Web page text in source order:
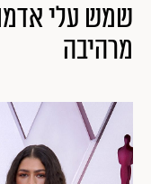
שמש עלי
מרהיבה